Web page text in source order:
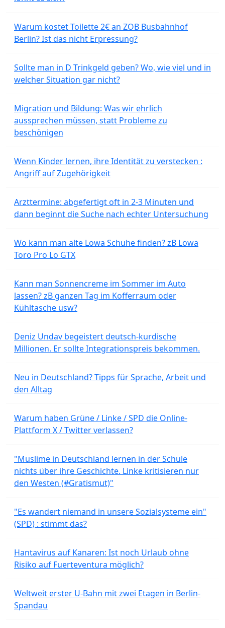
Warum kostet Toilette 2€ an ZOB Busbahnhof
Berlin? Ist das nicht Erpressung?
Sollte man in D Trinkgeld geben? Wo, wie viel und in
welcher Situation gar nicht?
Migration und Bildung: Was wir ehrlich
aussprechen müssen, statt Probleme zu
beschönigen
Wenn Kinder lernen, ihre Identität zu verstecken :
Angriff auf Zugehörigkeit
Arzttermine: abgefertigt oft in 2-3 Minuten und
dann beginnt die Suche nach echter Untersuchung
Wo kann man alte Lowa Schuhe finden? zB Lowa
Toro Pro Lo GTX
Kann man Sonnencreme im Sommer im Auto
lassen? zB ganzen Tag im Kofferraum oder
Kühltasche usw?
Deniz Undav begeistert deutsch-kurdische
Millionen. Er sollte Integrationspreis bekommen.
Neu in Deutschland? Tipps für Sprache, Arbeit und
den Alltag
Warum haben Grüne / Linke / SPD die Online-
Plattform X / Twitter verlassen?
"Muslime in Deutschland lernen in der Schule
nichts über ihre Geschichte. Linke kritisieren nur
den Westen (#Gratismut)"
"Es wandert niemand in unsere Sozialsysteme ein"
(SPD) : stimmt das?
Hantavirus auf Kanaren: Ist noch Urlaub ohne
Risiko auf Fuerteventura möglich?
Weltweit erster U-Bahn mit zwei Etagen in Berlin-
Spandau